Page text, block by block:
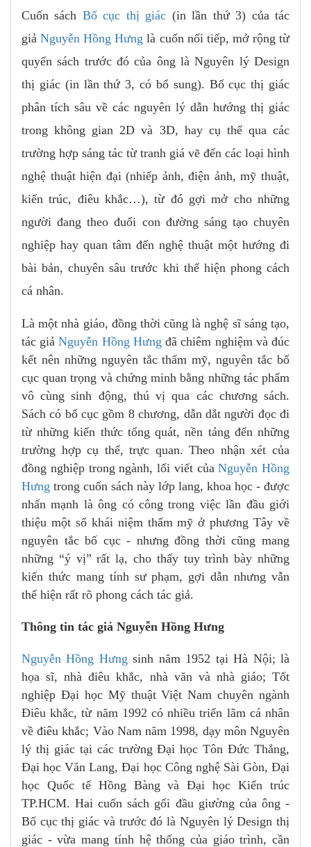
Cuốn sách Bố cục thị giác (in lần thứ 3) của tác
giảNguyễn Hồng Hưng là cuốn nối tiếp, mở rộng từ
quyển sách trước đó của ông là Nguyên lý Design
thị giác (in lần thứ 3, có bổ sung). Bố cục thị giác
phân tích sâu về các nguyên lý dẫn hướng thị giác
trong không gian 2D và 3D, hay cụ thể qua các
trường hợp sáng tác từ tranh giá vẽ đến các loại hình
nghệ thuật hiện đại (nhiếp ảnh, điện ảnh, mỹ thuật,
kiến trúc, điêu khắc…), từ đó gợi mở cho những
người đang theo đuổi con đường sáng tạo chuyên
nghiệp hay quan tâm đến nghệ thuật một hướng đi
bài bản, chuyên sâu trước khi thể hiện phong cách
cá nhân.
Là một nhà giáo, đồng thời cũng là nghệ sĩ sáng tạo,
tác giảNguyễn Hồng Hưng đã chiêm nghiệm và đúc
kết nên những nguyên tắc thẩm mỹ, nguyên tắc bố
cục quan trọng và chứng minh bằng những tác phẩm
vô cùng sinh động, thú vị qua các chương sách.
Sách có bố cục gồm 8 chương, dẫn dắt người đọc đi
từ những kiến thức tổng quát, nền tảng đến những
trường hợp cụ thể, trực quan. Theo nhận xét của
đồng nghiệp trong ngành, lối viết củaNguyễn Hồng
Hưng trong cuốn sách này lớp lang, khoa học - được
nhấn mạnh là ông có công trong việc lần đầu giới
thiệu một số khái niệm thẩm mỹ ở phương Tây về
nguyên tắc bố cục - nhưng đồng thời cũng mang
những “ý vị” rất lạ, cho thấy tuy trình bày những
kiến thức mang tính sư phạm, gợi dẫn nhưng vẫn
thể hiện rất rõ phong cách tác giả.
Thông tin tác giả Nguyễn Hồng Hưng
Nguyễn Hồng Hưng sinh năm 1952 tại Hà Nội; là
họa sĩ, nhà điêu khắc, nhà văn và nhà giáo; Tốt
nghiệp Đại học Mỹ thuật Việt Nam chuyên ngành
Điêu khắc, từ năm 1992 có nhiều triển lãm cá nhân
về điêu khắc; Vào Nam năm 1998, dạy môn Nguyên
lý thị giác tại các trường Đại học Tôn Đức Thắng,
Đại học Văn Lang, Đại học Công nghệ Sài Gòn, Đại
học Quốc tế Hồng Bàng và Đại học Kiến trúc
TP.HCM. Hai cuốn sách gối đầu giường của ông -
Bố cục thị giác và trước đó là Nguyên lý Design thị
giác - vừa mang tính hệ thống của giáo trình, cần